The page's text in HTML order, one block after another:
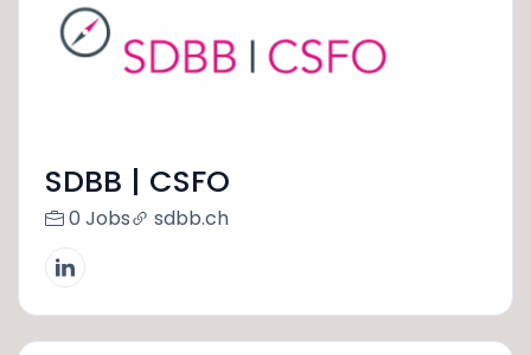
SDBB | CSFO
0 Jobs sdbb.ch